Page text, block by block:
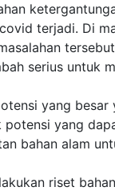
terjadi. Di
serius untuk
yang
yang
bahan alam
riset